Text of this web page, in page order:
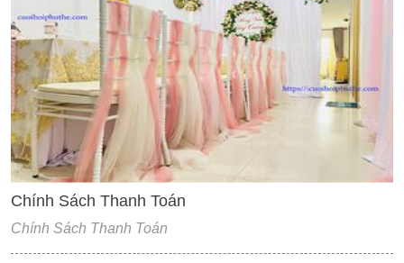
'
Chính Sách Thanh Toán
Chính Sách Thanh Toán